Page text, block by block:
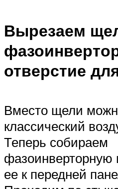
Вырезаем
отверстие
Вместо щели
классический
Теперь собираем
ее к передней